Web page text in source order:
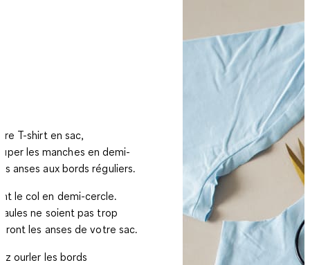
T-shirt en sac,
les manches en demi-
anses aux bords réguliers.
le col en demi-cercle.
ne soient pas trop
les anses de votre sac.
ourler les bords